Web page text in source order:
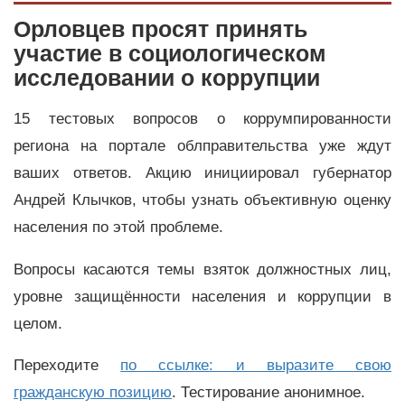
Орловцев просят принять
участие в социологическом
исследовании о коррупции
15 тестовых вопросов о коррумпированности
региона на портале облправительства уже ждут
ваших ответов. Акцию инициировал губернатор
Андрей Клычков, чтобы узнать объективную оценку
населения по этой проблеме.
Вопросы касаются темы взяток должностных лиц,
уровне защищённости населения и коррупции в
целом.
Переходите по ссылке: и выразите свою
гражданскую позицию. Тестирование анонимное.